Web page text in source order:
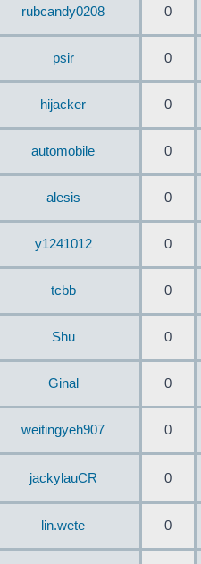
rubcandy0208 0
psir 0
hijacker 0
automobile 0
alesis 0
y1241012 0
tcbb 0
Shu 0
Ginal 0
weitingyeh907 0
jackylauCR 0
lin.wete 0